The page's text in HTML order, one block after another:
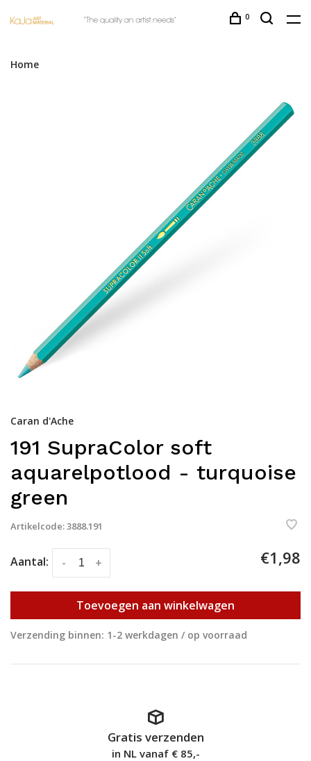
0
Home
Caran d'Ache
191 SupraColor soft
aquarelpotlood - turquoise
green
Artikelcode:3888.191
Aantal: +
- €1,98
Toevoegen aan winkelwagen
Verzending binnen: 1-2 werkdagen / op voorraad
Gratis verzenden
in NL vanaf € 85,-